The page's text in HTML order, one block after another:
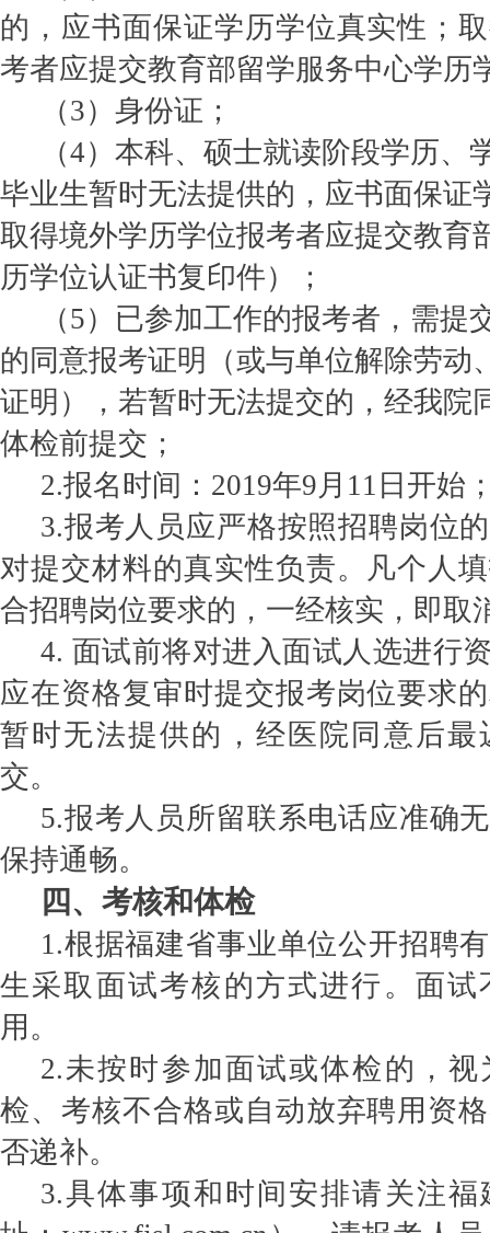
的，应书面保证学历学位真实性；
考者应提交教育部留学服务中心学历
（3）身份证；
（4）本科、硕士就读阶段学历、
毕业生暂时无法提供的，应书面保证
取得境外学历学位报考者应提交教育
历学位认证书复印件）；
（5）已参加工作的报考者，需提
的同意报考证明（或与单位解除劳动
证明），若暂时无法提交的，经我院
体检前提交；
2.报名时间：2019年9月11日开始
3.报考人员应严格按照招聘岗位
对提交材料的真实性负责。凡个人
合招聘岗位要求的，一经核实，即取
4. 面试前将对进入面试人选进行
应在资格复审时提交报考岗位要求
暂时无法提供的，经医院同意后最
交。
5.报考人员所留联系电话应准确
保持通畅。
四、考核和体检
1.根据福建省事业单位公开招聘
生采取面试考核的方式进行。面试
用。
2.未按时参加面试或体检的，
检、考核不合格或自动放弃聘用资
否递补。
3.具体事项和时间安排请关注